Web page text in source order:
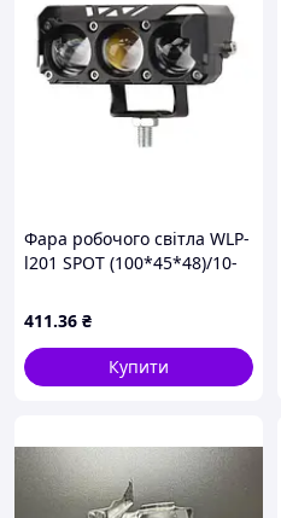
Фара робочого світла WLP-
l201 SPOT (100*45*48)/10-
411.36 ₴
Купити